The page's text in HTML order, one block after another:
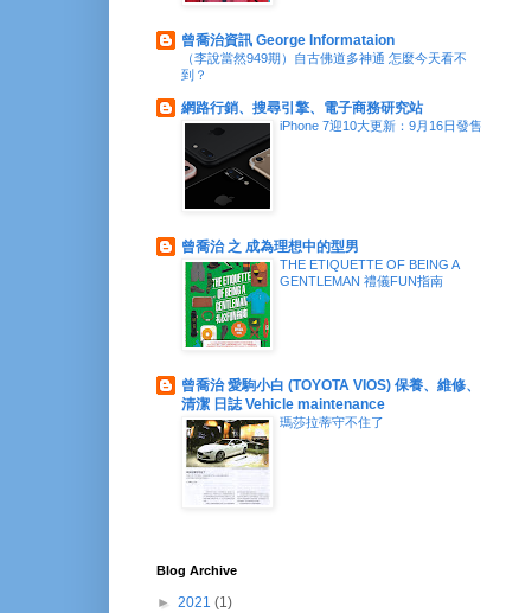
曾喬治資訊 George Informataion
（李說當然949期）自古佛道多神通 怎麼今天看不
到？
網路行銷、搜尋引擎、電子商務研究站
iPhone 7迎10大更新：9月16日發售
曾喬治 之 成為理想中的型男
THE ETIQUETTE OF BEING A
GENTLEMAN 禮儀FUN指南
曾喬治 愛駒小白 (TOYOTA VIOS) 保養、維修、
清潔 日誌 Vehicle maintenance
瑪莎拉蒂守不住了
Blog Archive
► 2021 (1)